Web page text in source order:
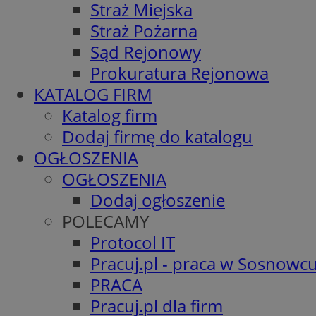
Straż Miejska
Straż Pożarna
Sąd Rejonowy
Prokuratura Rejonowa
KATALOG FIRM
Katalog firm
Dodaj firmę do katalogu
OGŁOSZENIA
OGŁOSZENIA
Dodaj ogłoszenie
POLECAMY
Protocol IT
Pracuj.pl - praca w
PRACA
Pracuj.pl dla firm